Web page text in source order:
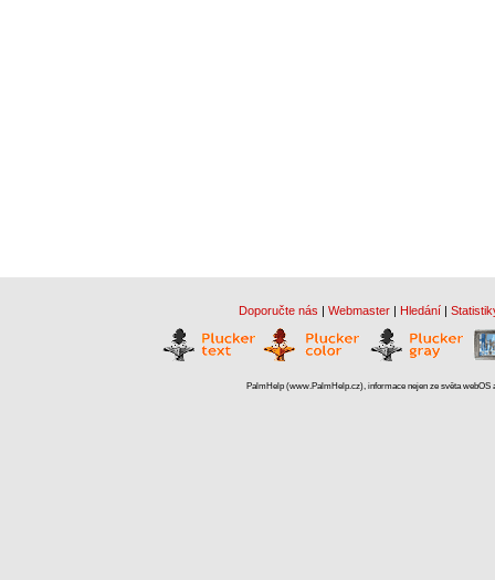
Doporučte nás | Webmaster | Hledání |
PalmHelp (www.PalmHelp.cz), informace nejen ze světa